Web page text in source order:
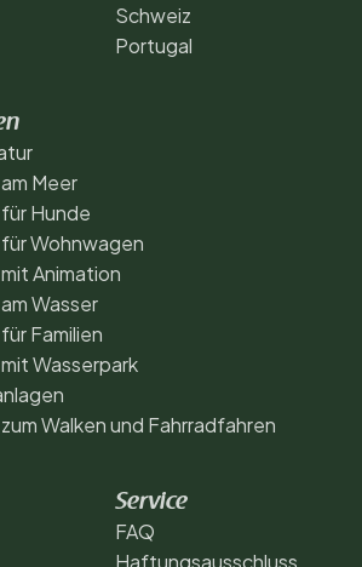
Schweiz
Portugal
Meer
Hunde
Wohnwagen
Animation
Wasser
Familien
Wasserpark
Walken und Fahrradfahren
Service
FAQ
Haftungsausschluss